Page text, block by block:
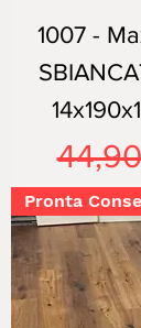
1007 -
Pronta